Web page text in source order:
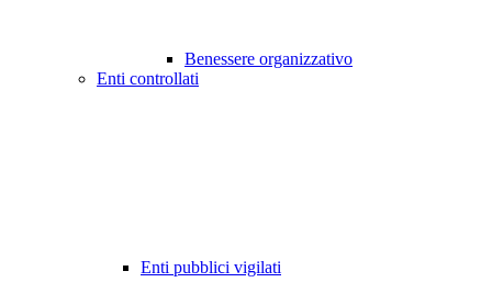
Benessere organizzativo
Enti controllati
Enti pubblici vigilati